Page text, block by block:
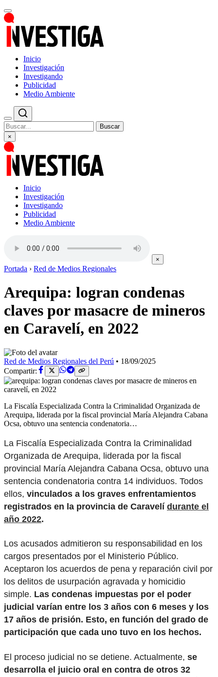
Inicio
Investigación
Investigando
Publicidad
Medio Ambiente
Buscar
×
Inicio
Investigación
Investigando
Publicidad
Medio Ambiente
×
Portada › Red de Medios Regionales
Arequipa: logran condenas
claves por masacre de mineros
en Caravelí, en 2022
Red de Medios Regionales del Perú • 18/09/2025
Compartir:
La Fiscalía Especializada Contra la Criminalidad Organizada de
Arequipa, liderada por la fiscal provincial María Alejandra Cabana
Ocsa, obtuvo una sentencia condenatoria…
La Fiscalía Especializada Contra la Criminalidad
Organizada de Arequipa, liderada por la fiscal
provincial María Alejandra Cabana Ocsa, obtuvo una
sentencia condenatoria contra 14 individuos. Todos
ellos, vinculados a los graves enfrentamientos
registrados en la provincia de Caravelí durante el
año 2022.
Los acusados admitieron su responsabilidad en los
cargos presentados por el Ministerio Público.
Aceptaron los acuerdos de pena y reparación civil por
los delitos de usurpación agravada y homicidio
simple. Las condenas impuestas por el poder
judicial varían entre los 3 años con 6 meses y los
17 años de prisión. Esto, en función del grado de
participación que cada uno tuvo en los hechos.
El proceso judicial no se detiene. Actualmente, se
desarrolla el juicio oral en contra de otros 32